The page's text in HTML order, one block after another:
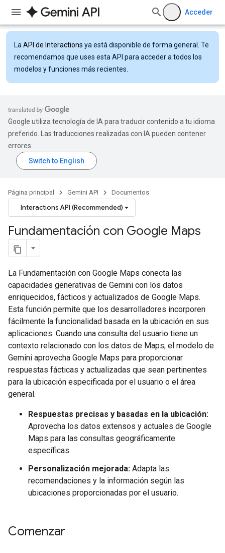
Acceder
La API de Interactions ya está disponible de forma general. Te
recomendamos que uses esta API para acceder a todos los
modelos y funciones más recientes.
Google utiliza tecnología de IA para traducir contenido a tu idioma
preferido. Las traducciones realizadas con IA pueden contener
errores.
Página principal Gemini API Documentos
Interactions API (Recommended)
Fundamentación con Google Maps
La Fundamentación con Google Maps conecta las
capacidades generativas de Gemini con los datos
enriquecidos, fácticos y actualizados de Google Maps.
Esta función permite que los desarrolladores incorporen
fácilmente la funcionalidad basada en la ubicación en sus
aplicaciones. Cuando una consulta del usuario tiene un
contexto relacionado con los datos de Maps, el modelo de
Gemini aprovecha Google Maps para proporcionar
respuestas fácticas y actualizadas que sean pertinentes
para la ubicación especificada por el usuario o el área
general.
Respuestas precisas y basadas en la ubicación:
Aprovecha los datos extensos y actuales de Google
Maps para las consultas geográficamente
específicas.
Personalización mejorada: Adapta las
recomendaciones y la información según las
ubicaciones proporcionadas por el usuario.
Comenzar